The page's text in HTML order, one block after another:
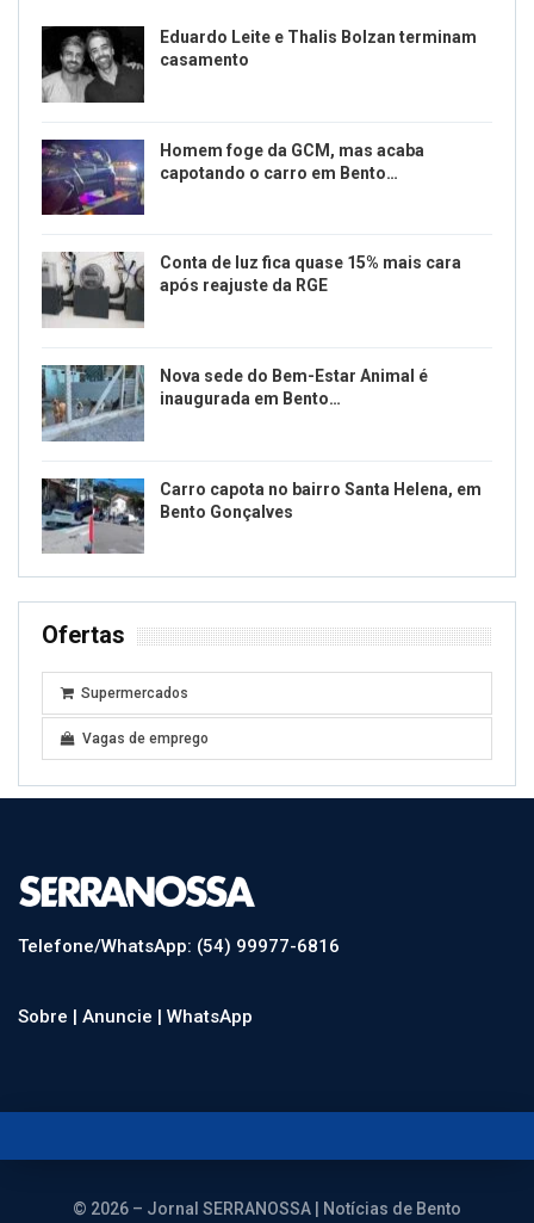
Eduardo Leite e Thalis Bolzan terminam
casamento
Homem foge da GCM, mas acaba
capotando o carro em Bento…
Conta de luz fica quase 15% mais cara
após reajuste da RGE
Nova sede do Bem-Estar Animal é
inaugurada em Bento…
Carro capota no bairro Santa Helena, em
Bento Gonçalves
Ofertas
Supermercados
Vagas de emprego
Telefone/WhatsApp: (54) 99977-6816
Sobre | Anuncie | WhatsApp
© 2026 – Jornal SERRANOSSA | Notícias de Bento